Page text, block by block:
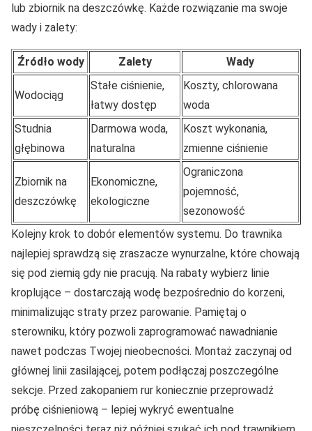
lub zbiornik na deszczówkę. Każde rozwiązanie ma swoje
wady i zalety:
Źródło wody Zalety Wady
Wodociąg
Stałe ciśnienie,
łatwy dostęp
Koszty, chlorowana
woda
Studnia
głębinowa
Darmowa woda,
naturalna
Koszt wykonania,
zmienne ciśnienie
Zbiornik na
deszczówkę
Ekonomiczne,
ekologiczne
Ograniczona
pojemność,
sezonowość
Kolejny krok to dobór elementów systemu. Do trawnika
najlepiej sprawdzą się zraszacze wynurzalne, które chowają
się pod ziemią gdy nie pracują. Na rabaty wybierz linie
kroplujące – dostarczają wodę bezpośrednio do korzeni,
minimalizując straty przez parowanie. Pamiętaj o
sterowniku, który pozwoli zaprogramować nawadnianie
nawet podczas Twojej nieobecności. Montaż zaczynaj od
głównej linii zasilającej, potem podłączaj poszczególne
sekcje. Przed zakopaniem rur koniecznie przeprowadź
próbę ciśnieniową – lepiej wykryć ewentualne